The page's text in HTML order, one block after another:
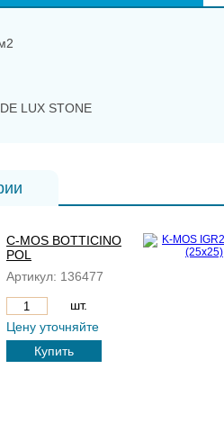
LUX STONE
C-MOS BOTTICINO
POL
Артикул: 136477
шт.
Цену уточняйте
Купить